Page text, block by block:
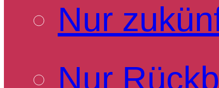
Nur
Nur